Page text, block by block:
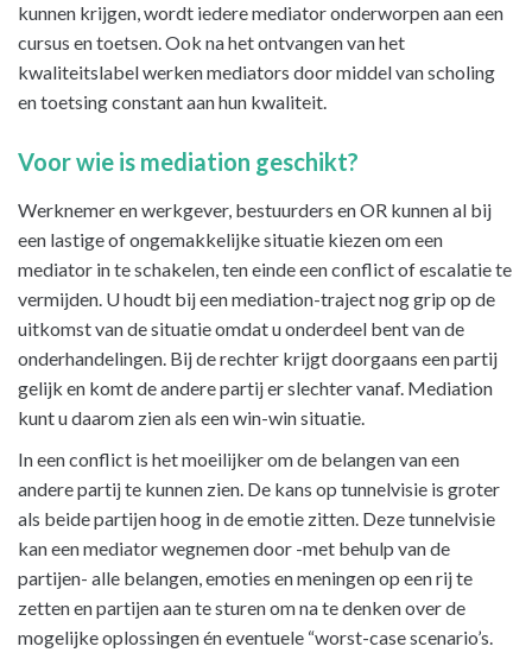
kunnen krijgen, wordt iedere mediator onderworpen aan een
cursus en toetsen. Ook na het ontvangen van het
kwaliteitslabel werken mediators door middel van scholing
en toetsing constant aan hun kwaliteit.
Voor wie is mediation geschikt?
Werknemer en werkgever, bestuurders en OR kunnen al bij
een lastige of ongemakkelijke situatie kiezen om een
mediator in te schakelen, ten einde een conflict of escalatie te
vermijden. U houdt bij een mediation-traject nog grip op de
uitkomst van de situatie omdat u onderdeel bent van de
onderhandelingen. Bij de rechter krijgt doorgaans een partij
gelijk en komt de andere partij er slechter vanaf. Mediation
kunt u daarom zien als een win-win situatie.
In een conflict is het moeilijker om de belangen van een
andere partij te kunnen zien. De kans op tunnelvisie is groter
als beide partijen hoog in de emotie zitten. Deze tunnelvisie
kan een mediator wegnemen door -met behulp van de
partijen- alle belangen, emoties en meningen op een rij te
zetten en partijen aan te sturen om na te denken over de
mogelijke oplossingen én eventuele “worst-case scenario’s.